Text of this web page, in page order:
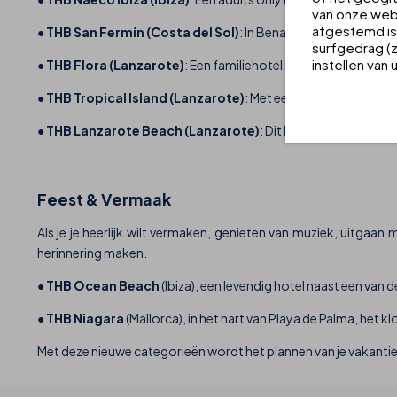
●THB San Fermín (Costa del Sol): In Benalmádena, een
●THB Flora (Lanzarote): Een familiehotel in Puerto del
●THB Tropical Island (Lanzarote): Met een keur aan
●THB Lanzarote Beach (Lanzarote): Dit hotel aan het
Feest & Vermaak
Als je je heerlijk wilt vermaken, genieten van muziek,
herinnering maken.
●THB Ocean Beach (Ibiza), een levendig hotel naast een van
●THB Niagara (Mallorca), in het hart van Playa de Palma, het
Met deze nieuwe categorieën wordt het plannen van je
van onze
afgestemd
surfgedrag
instellen van